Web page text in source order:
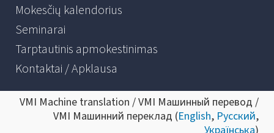
Mokesčių kalendorius
Seminarai
Tarptautinis apmokestinimas
Kontaktai / Apklausa
VMI Machine translation / VMI Машинный перевод /
VMI Машинний переклад (English, Русский,